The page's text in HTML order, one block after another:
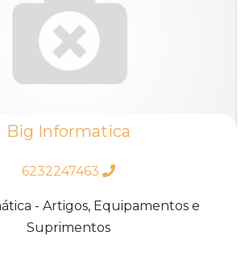
Big Informatica
6232247463
- Artigos, Equipamentos e
Suprimentos